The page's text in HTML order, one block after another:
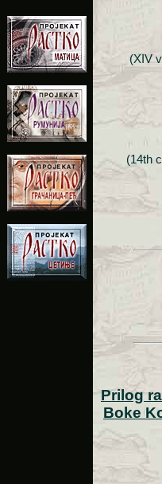
(XIV
(14th
Prilog
Boke